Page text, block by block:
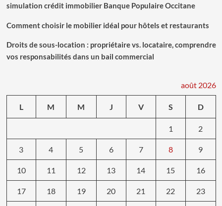
simulation crédit immobilier Banque Populaire Occitane
Comment choisir le mobilier idéal pour hôtels et restaurants
Droits de sous-location : propriétaire vs. locataire, comprendre
vos responsabilités dans un bail commercial
août 2026
L M M J V S D
1 2
3 4 5 6 7 8 9
10 11 12 13 14 15 16
17 18 19 20 21 22 23